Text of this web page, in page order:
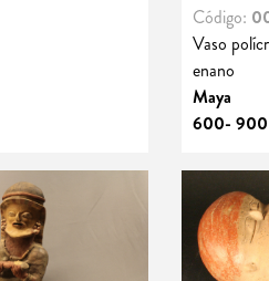
Código:
Vaso
enano
Maya
600- 900